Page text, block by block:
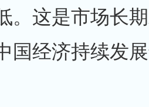
。这是市场长
国经济持续发